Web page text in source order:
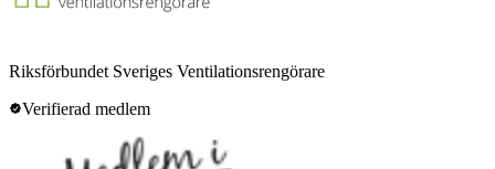
Riksförbundet Sveriges Ventilationsrengörare
Verifierad medlem